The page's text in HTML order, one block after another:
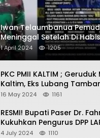
Iwan Telaumbanua
Meninggal Setelah Di
1 April 2024 1205
PKC PMII KALTIM ;
Kaltim, Eks Lubang
Menelan Korban
16 May 2024 1161
RESMI! Bupati Paser Dr.
Kukuhkan Pengurus DPP
4 July 2024 1110